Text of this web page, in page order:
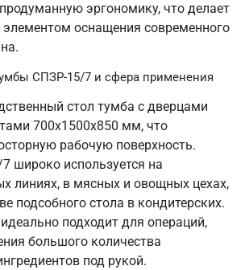
эргономику, что делает
оснащения современного
СПЗР-15/7 и сфера применения
стол тумба с дверцами
700х1500х850 мм, что
рабочую поверхность.
широко используется на
линиях, в мясных и овощных цехах,
подсобного стола в кондитерских.
подходит для операций,
большого количества
под рукой.